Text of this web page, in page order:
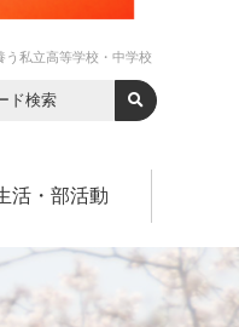
私立高等学校・中学校
活・部活動